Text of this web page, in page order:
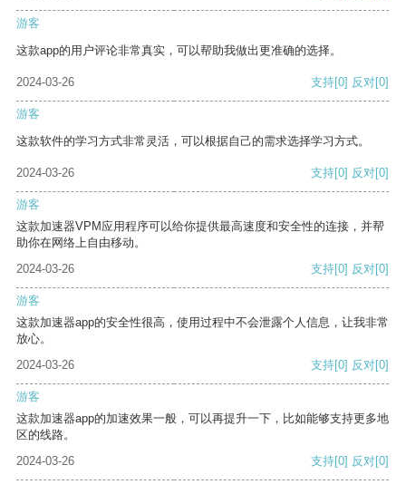
游客
这款app的用户评论非常真实，可以帮助我做出更准确的选择。
2024-03-26 支持[0] 反对[0]
游客
这款软件的学习方式非常灵活，可以根据自己的需求选择学习方式。
2024-03-26 支持[0] 反对[0]
游客
这款加速器VPM应用程序可以给你提供最高速度和安全性的连接，并帮
助你在网络上自由移动。
2024-03-26
支持[0] 反对[0]
游客
这款加速器app的安全性很高，使用过程中不会泄露个人信息，让我非常
放心。
2024-03-26
支持[0] 反对[0]
游客
这款加速器app的加速效果一般，可以再提升一下，比如能够支持更多地
区的线路。
2024-03-26
支持[0] 反对[0]